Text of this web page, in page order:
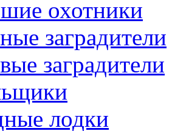
охотники
заградители
заградители
лодки